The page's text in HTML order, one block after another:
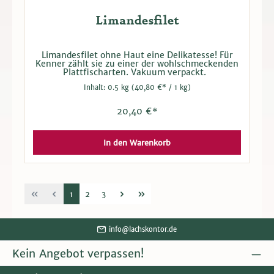
Limandesfilet
Limandesfilet ohne Haut eine Delikatesse! Für
Kenner zählt sie zu einer der wohlschmeckenden
Plattfischarten. Vakuum verpackt.
Inhalt: 0.5 kg (40,80 €* / 1 kg)
20,40 €*
In den Warenkorb
1 2 3
info@lachskontor.de
Kein Angebot verpassen!